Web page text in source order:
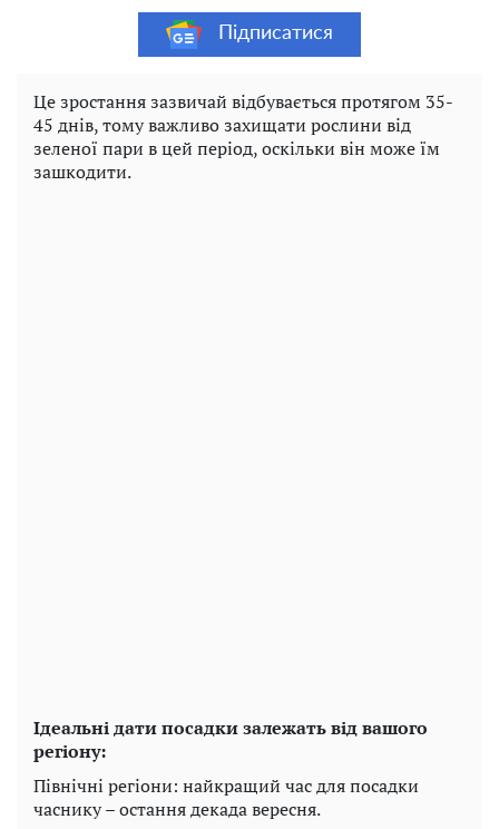
Підписатися
Це зростання зазвичай відбувається протягом 35-
45 днів, тому важливо захищати рослини від
зеленої пари в цей період, оскільки він може їм
зашкодити.
Ідеальні дати посадки залежать від вашого
регіону:
Північні регіони: найкращий час для посадки
часнику – остання декада вересня.